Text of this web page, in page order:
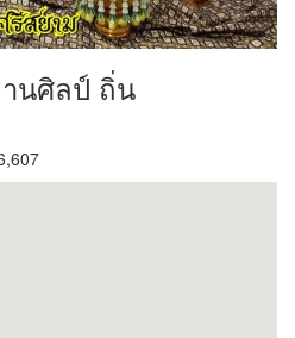
นศิลป์ ถิ่น